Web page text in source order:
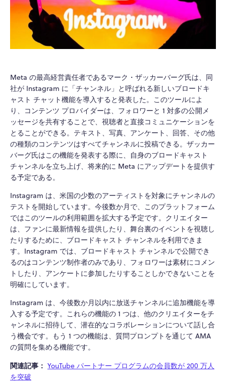
Meta の最高経営責任者であるマーク・ザッカーバーグ氏は、同
社が Instagram に「チャンネル」と呼ばれる新しいブロードキ
ャスト チャット機能を導入すると発表した。このツールによ
り、コンテンツ プロバイダーは、フォロワーと 1 対多の公開メ
ッセージを共有することで、視聴者と直接コミュニケーションを
とることができる。テキスト、写真、アンケート、回答、その他
の種類のコンテンツはすべてチャンネルに投稿できる。ザッカー
バーグ氏はこの機能を発表する際に、自身のブロードキャスト
チャンネルを立ち上げ、将来的に Meta にアップデートを提供す
る予定である。
Instagram は、米国の少数のアーティストを対象にチャンネルの
テストを開始しています。今後数か月で、このプラットフォーム
ではこのツールの利用範囲を拡大する予定です。クリエイター
は、ファンに最新情報を提供したり、舞台裏のイベントを視聴し
たりするために、ブロードキャスト チャンネルを利用できま
す。Instagram では、ブロードキャスト チャンネルで公開でき
るのはコンテンツ制作者のみであり、フォロワーは素材にコメン
トしたり、アンケートに参加したりすることしかできないことを
明確にしています。
Instagram は、今後数か月以内に放送チャンネルに追加機能を導
入する予定です。これらの機能の 1 つは、他のクリエイターをチ
ャンネルに招待して、潜在的なコラボレーションについて話し合
う機会です。もう 1 つの機能は、質問プロンプトを通じて AMA
の質問を集める機能です。
関連記事： YouTube パートナー プログラムの会員数が 200 万人
を突破